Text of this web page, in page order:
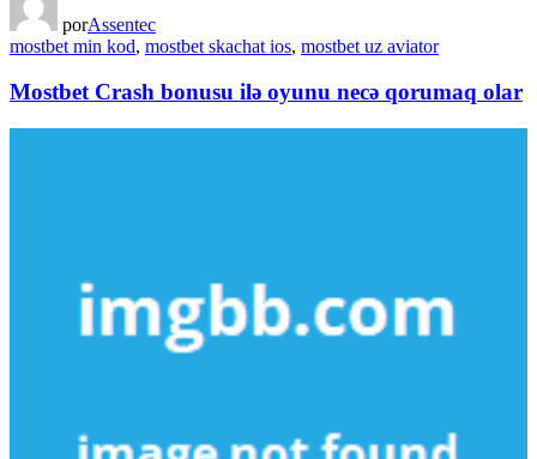
porAssentec
mostbet min kod, mostbet skachat ios, mostbet uz aviator
Mostbet Crash bonusu ilə oyunu necə qorumaq olar